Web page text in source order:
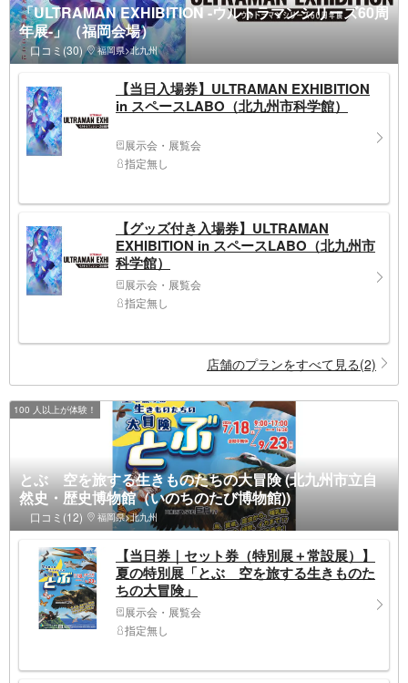
「ULTRAMAN EXHIBITION -ウルトラマンシリーズ60周
年展-」（福岡会場）
口コミ(30) 福岡県>北九州
【当日入場券】ULTRAMAN EXHIBITION
in スペースLABO（北九州市科学館）
展示会・展覧会
指定無し
【グッズ付き入場券】ULTRAMAN
EXHIBITION in スペースLABO（北九州市
科学館）
展示会・展覧会
指定無し
店舗のプランをすべて見る(2)
100 人以上が体験！
とぶ 空を旅する生きものたちの大冒険 (北九州市立自
然史・歴史博物館（いのちのたび博物館))
口コミ(12) 福岡県>北九州
【当日券｜セット券（特別展＋常設展）】
夏の特別展「とぶ 空を旅する生きものた
ちの大冒険」
展示会・展覧会
指定無し